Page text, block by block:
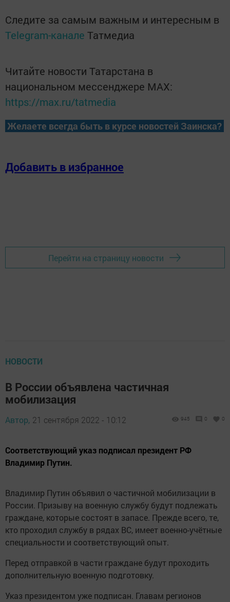
Следите за самым важным и интересным в
Telegram-канале Татмедиа
Читайте новости Татарстана в
национальном мессенджере MАХ:
https://max.ru/tatmedia
Желаете всегда быть в курсе новостей Заинска?
Добавить в избранное
Перейти на страницу новости
НОВОСТИ
В России объявлена частичная
мобилизация
Автор, 21 сентября 2022 - 10:12 945 0 0
Соответствующий указ подписал президент РФ
Владимир Путин.
Владимир Путин объявил о частичной мобилизации в
России. Призыву на военную службу будут подлежать
граждане, которые состоят в запасе. Прежде всего, те,
кто проходил службу в рядах ВС, имеет военно-учётные
специальности и соответствующий опыт.
Перед отправкой в части граждане будут проходить
дополнительную военную подготовку.
Указ президентом уже подписан. Главам регионов